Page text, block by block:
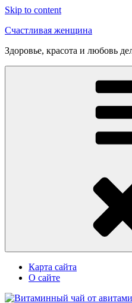
Skip to content
Счастливая женщина
Здоровье, красота и любовь
Карта сайта
О сайте